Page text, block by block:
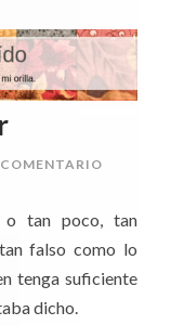
tan poco, tan
falso como lo
tenga suficiente
dicho.